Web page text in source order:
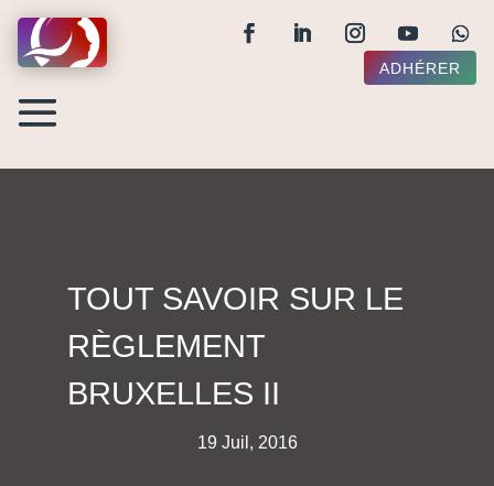
ADHÉRER
TOUT SAVOIR SUR LE
RÈGLEMENT
BRUXELLES II
19 Juil, 2016